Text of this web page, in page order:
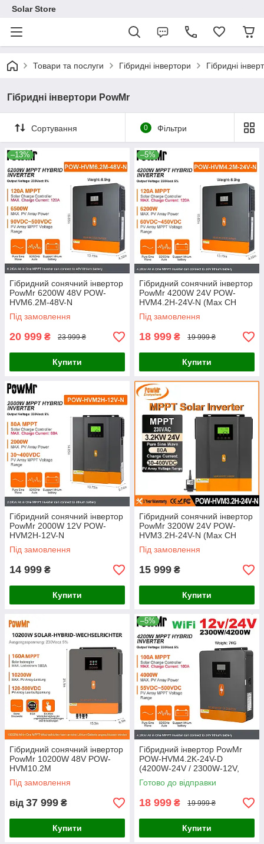
Solar Store
Товари та послуги Гібридні інвертори Гібридні
Гібридні інвертори PowMr
Сортування 0 Фільтри
–13%
Гібридний сонячний інвертор
PowMr 6200W 48V POW-
HVM6.2M-48V-N
Під замовлення
20 999 ₴ 23 999 ₴
Купити
–5%
Гібридний сонячний інвертор
PowMr 4200W 24V POW-
HVM4.2H-24V-N (Max CH
120A, AC 100)
Під замовлення
18 999 ₴ 19 999 ₴
Купити
Гібридний сонячний інвертор
PowMr 2000W 12V POW-
HVM2H-12V-N
Під замовлення
14 999 ₴
Купити
Гібридний сонячний інвертор
PowMr 3200W 24V POW-
HVM3.2H-24V-N (Max СH
80A, AC 60)
Під замовлення
15 999 ₴
Купити
Гібридний сонячний інвертор
PowMr 10200W 48V POW-
HVM10.2M
Під замовлення
від 37 999 ₴
Купити
–5%
Гібридний інвертор PowMr
POW-HVM4.2K-24V-D
(4200W-24V / 2300W-12V,
Max CH 100A, AC 100)
Готово до відправки
18 999 ₴ 19 999 ₴
Купити